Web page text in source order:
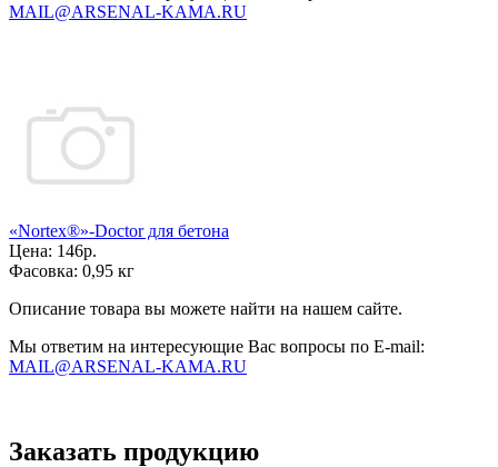
MAIL@ARSENAL-KAMA.RU
«Nortex®»-Doctor для бетона
Цена: 146р.
Фасовка: 0,95 кг
Описание товара вы можете найти на нашем сайте.
Мы ответим на интересующие Вас вопросы по E-mail:
MAIL@ARSENAL-KAMA.RU
Заказать продукцию